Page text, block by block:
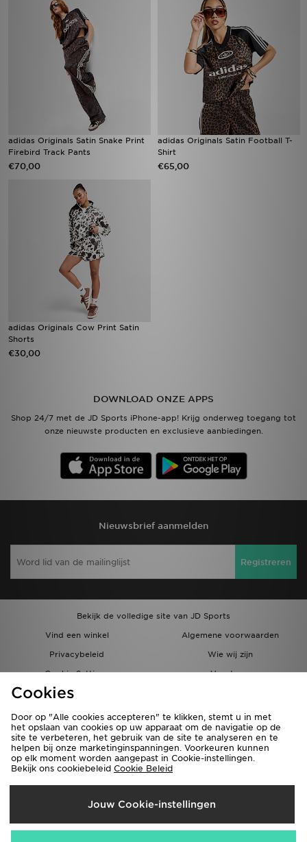
adidas Originals Satin Snake Print
Firebird Track Pants
€70,00
adidas Originals Satin Football T-
Shirt
€65,00
adidas Originals Cow Print Satin
Shorts
€30,00
DOWNLOAD ONZE APPS
Shop 24/7 met de JD Sports iPhone-app! Krijg onderweg toegang tot
onze nieuwste producten en exclusieve aanbiedingen.
Nieuwsbrief aanmelden
Registreren
Bekijk de volledige site van JD Sports
Vind een winkel
Algemene voorwaarden
Privacybeleid
Wie wij zijn
Cookie Settings
Vacatures
Bestellingen en Levering
Verzenden Naar
België
Cookies
Door op "Alle cookies accepteren" te klikken, stemt u in met
het opslaan van cookies op uw apparaat om de navigatie op de
site te verbeteren, het gebruik van de site te analyseren en te
helpen bij onze marketinginspanningen. Voorkeuren kunnen
op elk moment worden aangepast in Cookie-instellingen.
Bekijk ons cookiebeleid Cookie Beleid
Jouw Cookie-instellingen